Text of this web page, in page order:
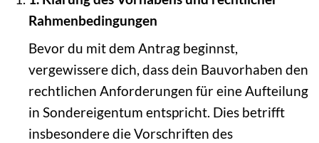
Rahmenbedingungen
Bevor du mit dem Antrag beginnst,
vergewissere dich, dass dein Bauvorhaben den
rechtlichen Anforderungen für eine Aufteilung
in Sondereigentum entspricht. Dies betrifft
insbesondere die Vorschriften des